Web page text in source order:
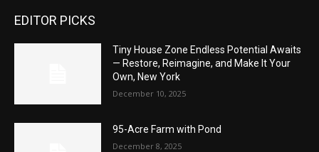
EDITOR PICKS
Tiny House Zone Endless Potential Awaits
— Restore, Reimagine, and Make It Your
Own, New York
December 10, 2025
95-Acre Farm with Pond
December 8, 2025